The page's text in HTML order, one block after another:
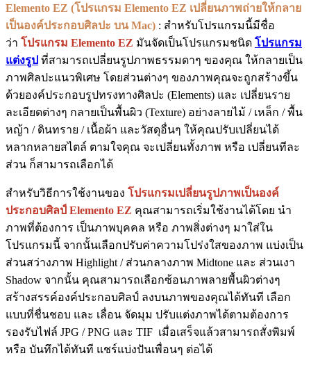
Elemento EZ (โปรแกรม Elemento EZ เปลี่ยนภาพถ่ายให้กลาย
เป็นองค์ประกอบศิลปะ บน Mac) : สำหรับโปรแกรมนี้มีชื่อ
ว่า โปรแกรม Elemento EZ มันจัดเป็นโปรแกรมชนิด โปรแกรม
แต่งรูป ที่สามารถเปลี่ยนรูปภาพธรรมดาๆ ของคุณ ให้กลายเป็น
ภาพศิลปะแนวพิเศษ โดยส่วนต่างๆ ของภาพคุณจะถูกสร้างขึ้น
ด้วยองค์ประกอบรูปทรงทางศิลปะ (Elements) และ เปลี่ยนราย
ละเอียดต่างๆ กลายเป็นพื้นผิว (Texture) อย่างลายไม้ / เหล็ก / พื้น
หญ้า / ดินทราย / เนื้อผ้า และวัสดุอื่นๆ ให้คุณปรับเปลี่ยนได้
หลากหลายสไตล์ ตามใจคุณ จะเปลี่ยนทั้งภาพ หรือ เปลี่ยนทีละ
ส่วน ก็สามารถเลือกได้
สำหรับวิธีการใช้งานของ โปรแกรมเปลี่ยนรูปภาพเป็นองค์
ประกอบศิลป์ Elemento EZ คุณสามารถเริ่มใช้งานได้โดย นำ
ภาพที่ต้องการ เป็นภาพบุคคล หรือ ภาพสิ่งต่างๆ มาใส่ใน
โปรแกรมนี้ จากนั้นเลือกปรับค่าความโปร่งใสของภาพ แบ่งเป็น
ส่วนสว่างภาพ Highlight / ส่วนกลางภาพ Midtone และ ส่วนเงา
Shadow จากนั้น คุณสามารถเลือกซ้อนภาพลายพื้นผิวต่างๆ
สร้างสรรค์องค์ประกอบศิลป์ ลงบนภาพของคุณได้ทันที เลือก
แบบที่ชื่นชอบ และ เลื่อน จัดมุม ปรับแต่งภาพได้ตามต้องการ
รองรับไฟล์ JPG / PNG และ TIF เมื่อเสร็จแล้วสามารถสั่งพิมพ์
หรือ บันทึกได้ทันที แชร์แบ่งปันเพื่อนๆ ต่อได้